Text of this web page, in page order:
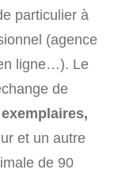
particulier à
(agence
ligne…). Le
de
et un autre
de 90